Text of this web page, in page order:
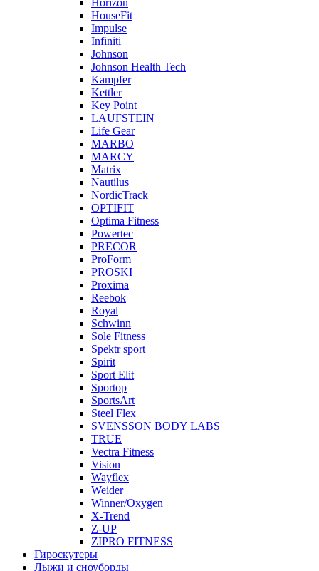
Horizon
HouseFit
Impulse
Infiniti
Johnson
Johnson Health Tech
Kampfer
Kettler
Key Point
LAUFSTEIN
Life Gear
MARBO
MARCY
Matrix
Nautilus
NordicTrack
OPTIFIT
Optima Fitness
Powertec
PRECOR
ProForm
PROSKI
Proxima
Reebok
Royal
Schwinn
Sole Fitness
Spektr sport
Spirit
Sport Elit
Sportop
SportsArt
Steel Flex
SVENSSON BODY LABS
TRUE
Vectra Fitness
Vision
Wayflex
Weider
Winner/Oxygen
X-Trend
Z-UP
ZIPRO FITNESS
Гироскутеры
Лыжи и сноуборды